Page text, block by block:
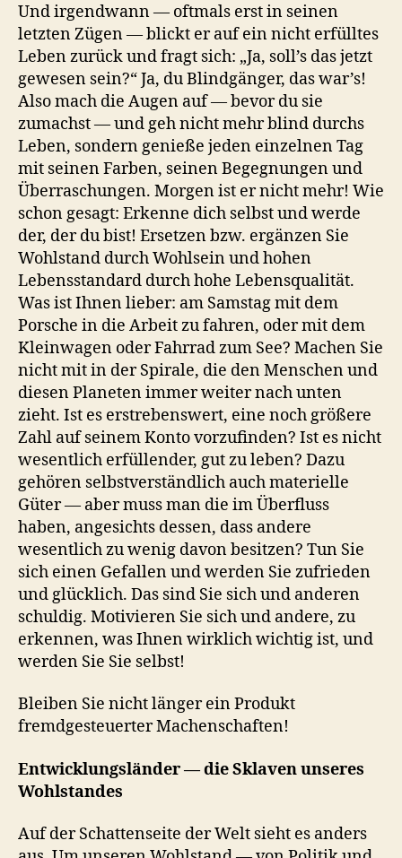
Und irgendwann — oftmals erst in seinen
letzten Zügen — blickt er auf ein nicht erfülltes
Leben zurück und fragt sich: „Ja, soll’s das jetzt
gewesen sein?“ Ja, du Blindgänger, das war’s!
Also mach die Augen auf — bevor du sie
zumachst — und geh nicht mehr blind durchs
Leben, sondern genieße jeden einzelnen Tag
mit seinen Farben, seinen Begegnungen und
Überraschungen. Morgen ist er nicht mehr! Wie
schon gesagt: Erkenne dich selbst und werde
der, der du bist! Ersetzen bzw. ergänzen Sie
Wohlstand durch Wohlsein und hohen
Lebensstandard durch hohe Lebensqualität.
Was ist Ihnen lieber: am Samstag mit dem
Porsche in die Arbeit zu fahren, oder mit dem
Kleinwagen oder Fahrrad zum See? Machen Sie
nicht mit in der Spirale, die den Menschen und
diesen Planeten immer weiter nach unten
zieht. Ist es erstrebenswert, eine noch größere
Zahl auf seinem Konto vorzufinden? Ist es nicht
wesentlich erfüllender, gut zu leben? Dazu
gehören selbstverständlich auch materielle
Güter — aber muss man die im Überfluss
haben, angesichts dessen, dass andere
wesentlich zu wenig davon besitzen? Tun Sie
sich einen Gefallen und werden Sie zufrieden
und glücklich. Das sind Sie sich und anderen
schuldig. Motivieren Sie sich und andere, zu
erkennen, was Ihnen wirklich wichtig ist, und
werden Sie Sie selbst!
Bleiben Sie nicht länger ein Produkt
fremdgesteuerter Machenschaften!
Entwicklungsländer — die Sklaven unseres
Wohlstandes
Auf der Schattenseite der Welt sieht es anders